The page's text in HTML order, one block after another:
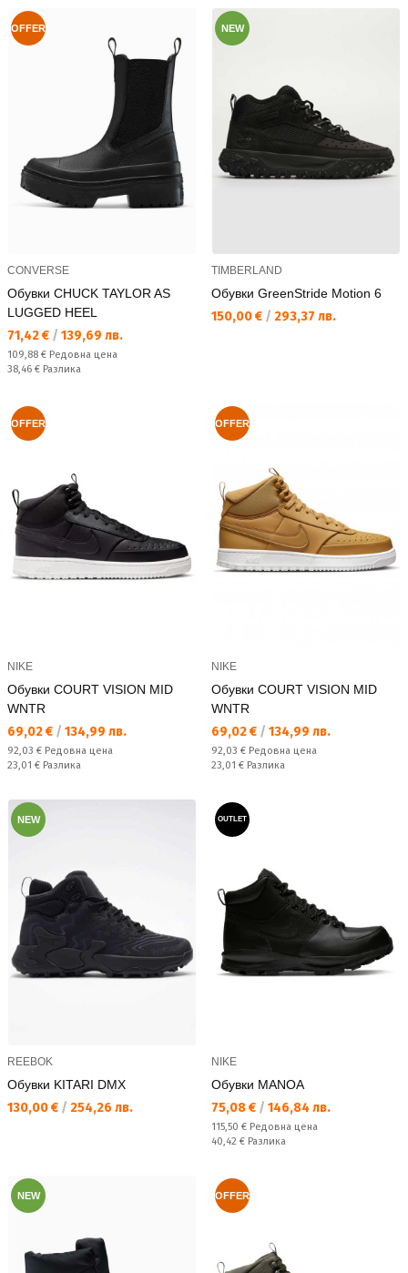
OFFER
CONVERSE
Обувки CHUCK TAYLOR AS
LUGGED HEEL
Текуща цена:
71,42 € / 139,69 лв.
Редовна цена:
109,88 € Редовна цена
Спестявате:
38,46 € Разлика
NEW
TIMBERLAND
Обувки GreenStride Motion 6
Текуща цена:
150,00 € / 293,37 лв.
OFFER
NIKE
Обувки COURT VISION MID
WNTR
Текуща цена:
69,02 € / 134,99 лв.
Редовна цена:
92,03 € Редовна цена
Спестявате:
23,01 € Разлика
OFFER
NIKE
Обувки COURT VISION MID
WNTR
Текуща цена:
69,02 € / 134,99 лв.
Редовна цена:
92,03 € Редовна цена
Спестявате:
23,01 € Разлика
NEW
REEBOK
Обувки KITARI DMX
Текуща цена:
130,00 € / 254,26 лв.
OUTLET
NIKE
Обувки MANOA
Текуща цена:
75,08 € / 146,84 лв.
Редовна цена:
115,50 € Редовна цена
Спестявате:
40,42 € Разлика
NEW OFFER